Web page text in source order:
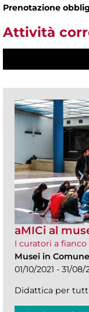
Prenotazione
Attività
aMICi al
I curatori a
Musei in Comune
01/10/2021 - 31/08/
Didattica per